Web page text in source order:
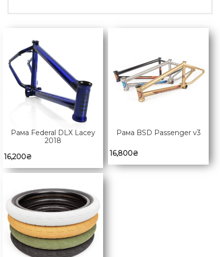
Рама Federal DLX Lacey
2018
16,200₴
Рама BSD Passenger v3
16,800₴